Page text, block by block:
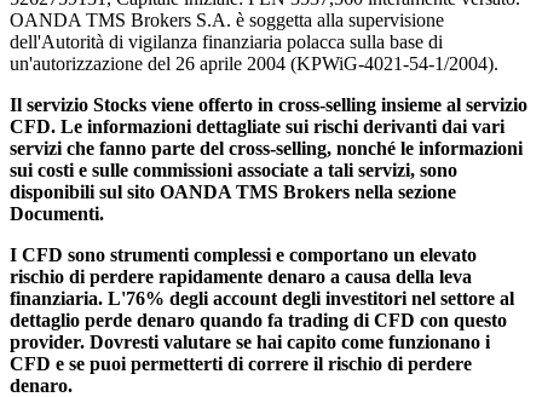
OANDA TMS Brokers S.A. è soggetta alla supervisione
dell'Autorità di vigilanza finanziaria polacca sulla base di
un'autorizzazione del 26 aprile 2004 (KPWiG-4021-54-1/2004).
Il servizio Stocks viene offerto in cross-selling insieme al servizio
CFD. Le informazioni dettagliate sui rischi derivanti dai vari
servizi che fanno parte del cross-selling, nonché le informazioni
sui costi e sulle commissioni associate a tali servizi, sono
disponibili sul sito OANDA TMS Brokers nella sezione
Documenti.
I CFD sono strumenti complessi e comportano un elevato
rischio di perdere rapidamente denaro a causa della leva
finanziaria. L'76% degli account degli investitori nel settore al
dettaglio perde denaro quando fa trading di CFD con questo
provider. Dovresti valutare se hai capito come funzionano i
CFD e se puoi permetterti di correre il rischio di perdere
denaro.